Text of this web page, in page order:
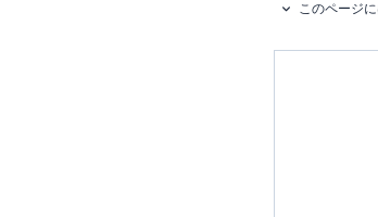
このページ